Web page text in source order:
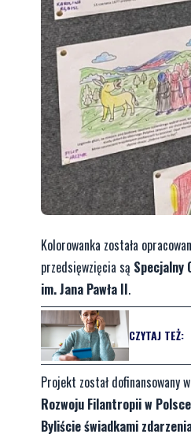
Kolorowanka została
przedsięwzięcia są Specjalny
im. Jana Pawła II.
CZYTAJ TEŻ:
Projekt został dofinansowany
Rozwoju Filantropii w Polsce
Byliście świadkami